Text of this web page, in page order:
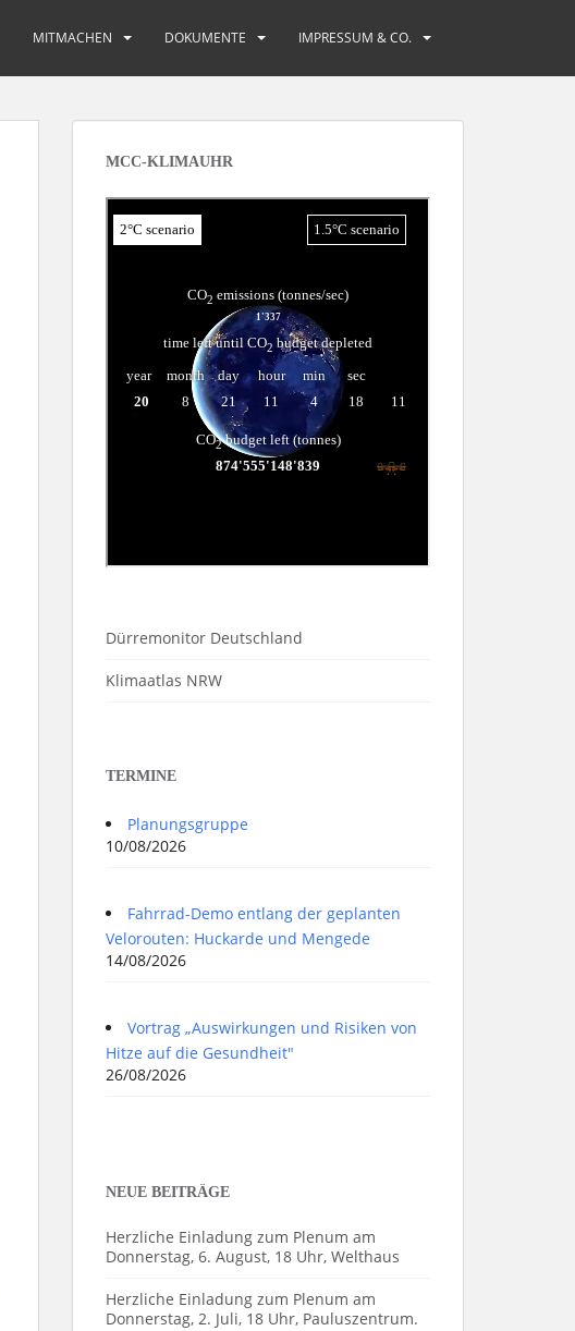
MITMACHEN DOKUMENTE IMPRESSUM & CO.
MCC-KLIMAUHR
Dürremonitor Deutschland
Klimaatlas NRW
TERMINE
Planungsgruppe
10/08/2026
Fahrrad-Demo entlang der geplanten
Velorouten: Huckarde und Mengede
14/08/2026
Vortrag „Auswirkungen und Risiken von
Hitze auf die Gesundheit"
26/08/2026
NEUE BEITRÄGE
Herzliche Einladung zum Plenum am
Donnerstag, 6. August, 18 Uhr, Welthaus
Herzliche Einladung zum Plenum am
Donnerstag, 2. Juli, 18 Uhr, Pauluszentrum.